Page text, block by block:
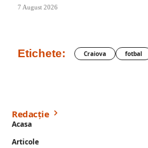
7 August 2026
Etichete: Craiova fotbal
Redacție
Acasa
Articole